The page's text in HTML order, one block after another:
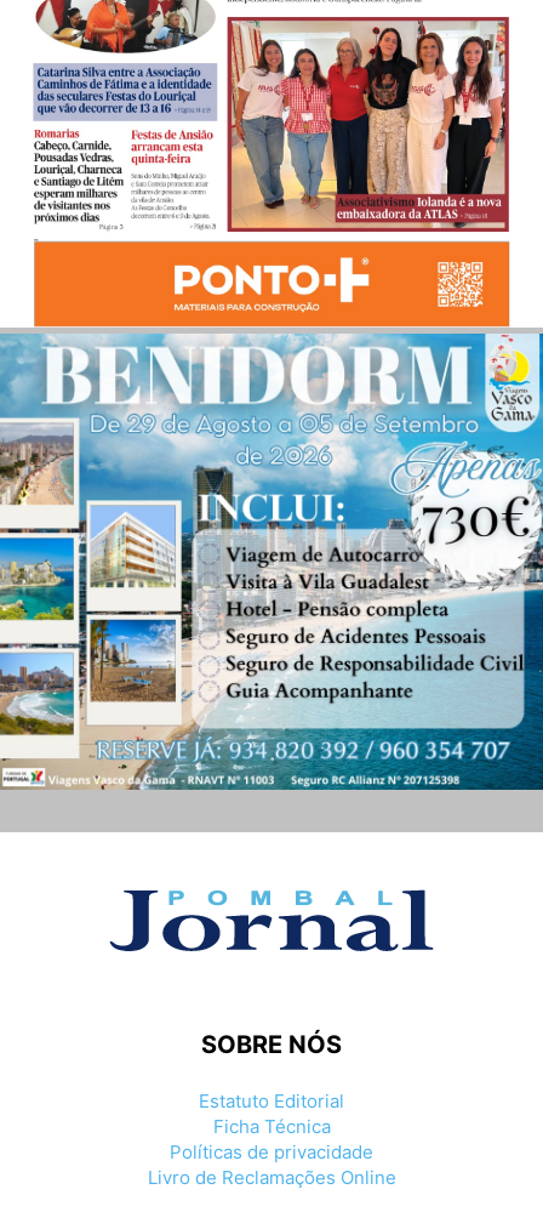
SOBRE NÓS
Estatuto Editorial
Ficha Técnica
Políticas de privacidade
Livro de Reclamações Online